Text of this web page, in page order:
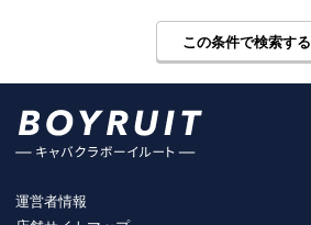
この条件で検索する
運営者情報